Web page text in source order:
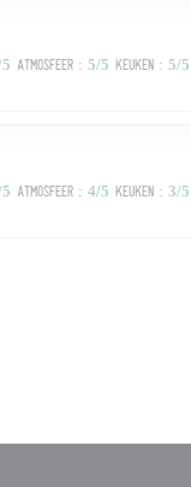
Atmosfeer : 5/5 Keuken : 5/5
Atmosfeer : 4/5 Keuken : 3/5